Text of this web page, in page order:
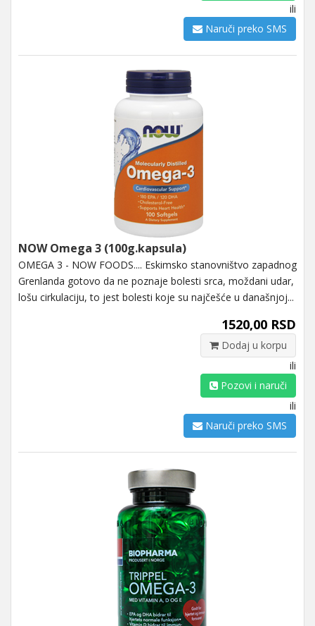
ili
Naruči preko SMS
NOW Omega 3 (100g.kapsula)
OMEGA 3 - NOW FOODS.... Eskimsko stanovništvo zapadnog
Grenlanda gotovo da ne poznaje bolesti srca, moždani udar,
lošu cirkulaciju, to jest bolesti koje su najčešće u današnjoj...
1520,00 RSD
Dodaj u korpu
ili
Pozovi i naruči
ili
Naruči preko SMS